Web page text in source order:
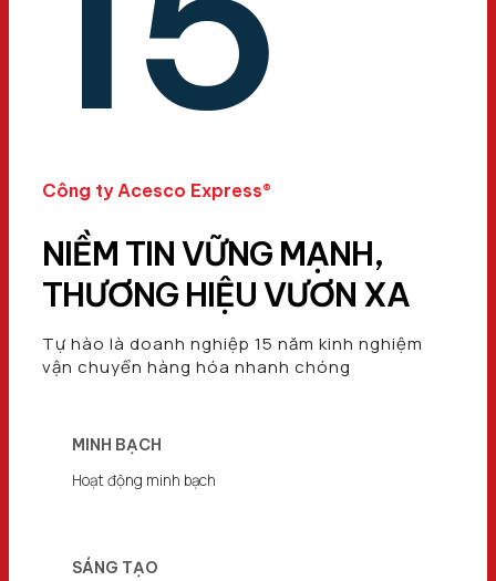
Công ty Acesco Express®
NIỀM TIN VỮNG MẠNH,
THƯƠNG HIỆU VƯƠN XA
Tự hào là doanh nghiệp 15 năm kinh nghiệm
vận chuyển hàng hóa nhanh chóng
MINH BẠCH
Hoạt động minh bạch
SÁNG TẠO